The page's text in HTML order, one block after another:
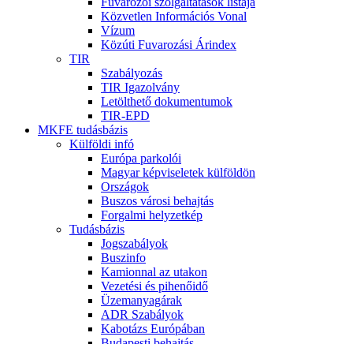
Közvetlen Információs Vonal
Vízum
Közúti Fuvarozási Árindex
TIR
Szabályozás
TIR Igazolvány
Letölthető dokumentumok
TIR-EPD
MKFE tudásbázis
Külföldi infó
Európa parkolói
Magyar képviseletek külföldön
Országok
Buszos városi behajtás
Forgalmi helyzetkép
Tudásbázis
Jogszabályok
Buszinfo
Kamionnal az utakon
Vezetési és pihenőidő
Üzemanyagárak
ADR Szabályok
Kabotázs Európában